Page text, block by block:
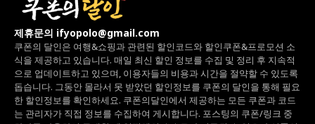
제휴문의 ifyopolo@gmail.com
쿠폰의 달인은 여행&쇼핑과 관련된 할인코드와 할인쿠폰&프로모션 소
식을 제공하고 있습니다. 매일 최신 할인 정보를 수집 및 정리 후 지속적
으로 업데이트하고 있으며, 이용자들의 비용과 시간을 절약할 수 있도록
돕습니다. 그동안 몰라서 못 받았던 할인정보를 쿠폰의 달인을 통해 필요
한 할인정보를 확인하세요. 쿠폰의달인에서 제공하는 모든 쿠폰과 코드
는 관리자가 직접 정보를 수집하여 게시합니다. 포스팅의 쿠폰/링크 중